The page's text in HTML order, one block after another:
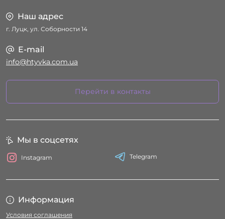
Наш адрес
г. Луцк, ул. Соборности 14
E-mail
info@htyvka.com.ua
Перейти в контакты
Информация
Условия соглашения
Мы в соцсетях
Instagram Telegram